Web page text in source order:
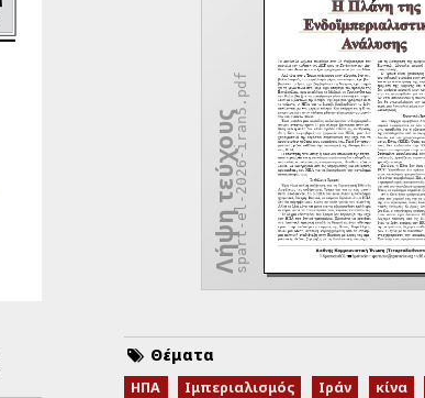
Λήψη τεύχουςspart-el-2026-iran5.pdf
Θέματα
ΗΠΑ Ιμπεριαλισμός Ιράν κίνα